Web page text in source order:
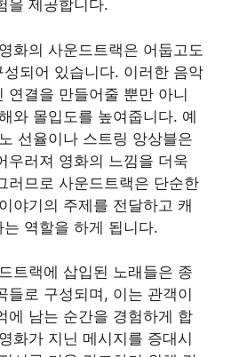
을 제공합니다.
화의 사운드트랙은 어둡고도
되어 있습니다. 이러한 음악
연결을 만들어줄 뿐만 아니
와 몰입도를 높여줍니다. 예
선율이나 스트링 앙상블은
우러져 영화의 느낌을 더욱
러므로 사운드트랙은 단순한
야기의 주제를 전달하고 캐
역할을 하게 됩니다.
트랙에 삽입된 노래들은 종
들로 구성되며, 이는 관객이
에 남는 순간을 경험하게 합
화가 지닌 메시지를 증대시